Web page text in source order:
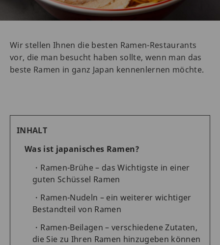
Wir stellen Ihnen die besten Ramen-Restaurants
vor, die man besucht haben sollte, wenn man das
beste Ramen in ganz Japan kennenlernen möchte.
INHALT
Was ist japanisches Ramen?
Ramen-Brühe – das Wichtigste in einer
guten Schüssel Ramen
Ramen-Nudeln – ein weiterer wichtiger
Bestandteil von Ramen
Ramen-Beilagen – verschiedene Zutaten,
die Sie zu Ihren Ramen hinzugeben können